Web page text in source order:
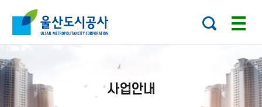
본문으로가기
주요 메뉴로 건너뛰기
사업안내